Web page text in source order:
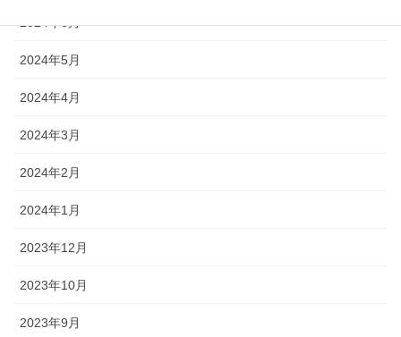
2024年6月
2024年5月
2024年4月
2024年3月
2024年2月
2024年1月
2023年12月
2023年10月
2023年9月